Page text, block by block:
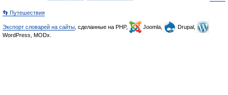
👣 Путешествия
Экспорт словарей на сайты , сделанные на PHP, Joomla,
Drupal,
WordPress, MODx.